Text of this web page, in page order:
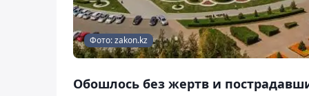
Фото: zakon.kz
Обошлось без жертв и